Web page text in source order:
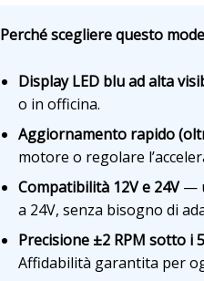
Perché scegliere questo
Display LED blu ad alta
o in officina.
Aggiornamento rapido
motore o regolare
Compatibilità 12V e 24V—
a 24V, senza bisogno di
Precisione ±2 RPM sotto i
Affidabilità garantita per